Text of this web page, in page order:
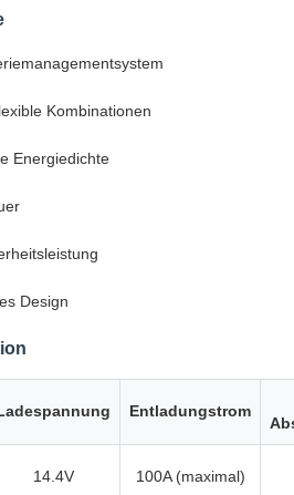
Kombinationen
Energiedichte
Design
Entladungstrom
14.4V 100A (maximal)